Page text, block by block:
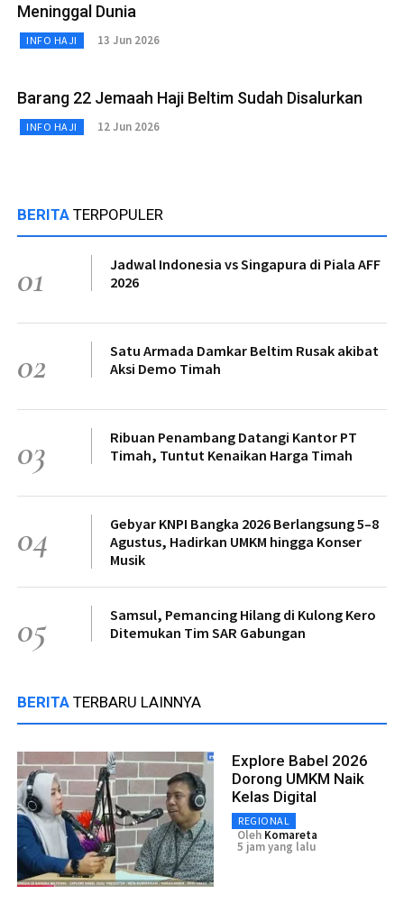
Meninggal Dunia
INFO HAJI 13 Jun 2026
Barang 22 Jemaah Haji Beltim Sudah Disalurkan
INFO HAJI 12 Jun 2026
BERITA TERPOPULER
01
Jadwal Indonesia vs Singapura di Piala AFF
2026
02
Satu Armada Damkar Beltim Rusak akibat
Aksi Demo Timah
03
Ribuan Penambang Datangi Kantor PT
Timah, Tuntut Kenaikan Harga Timah
04
Gebyar KNPI Bangka 2026 Berlangsung 5–8
Agustus, Hadirkan UMKM hingga Konser
Musik
05
Samsul, Pemancing Hilang di Kulong Kero
Ditemukan Tim SAR Gabungan
BERITA TERBARU LAINNYA
Explore Babel 2026
Dorong UMKM Naik
Kelas Digital
REGIONAL
Oleh Komareta
5 jam yang lalu